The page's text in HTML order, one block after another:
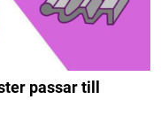
passar till